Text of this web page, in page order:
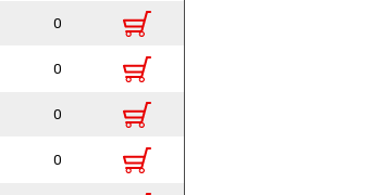
0
0
0
0